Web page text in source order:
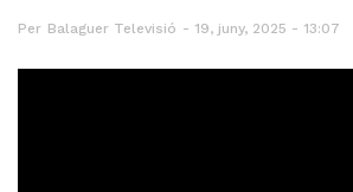
Per Balaguer Televisió 19, juny, 2025 - 13:07